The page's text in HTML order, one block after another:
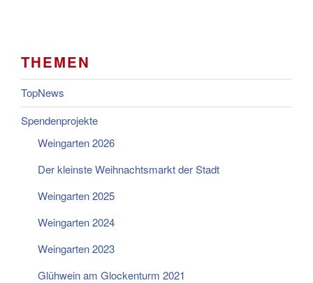
THEMEN
TopNews
Spendenprojekte
Weingarten 2026
Der kleinste Weihnachtsmarkt der Stadt
Weingarten 2025
Weingarten 2024
Weingarten 2023
Glühwein am Glockenturm 2021